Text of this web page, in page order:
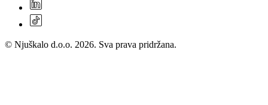
© Njuškalo d.o.o. 2026. Sva prava pridržana.